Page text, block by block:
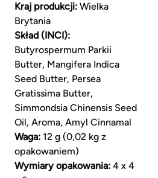
Kraj produkcji:Wielka
Brytania
Skład (INCI):
Butyrospermum Parkii
Butter, Mangifera Indica
Seed Butter, Persea
Gratissima Butter,
Simmondsia Chinensis Seed
Oil, Aroma, Amyl Cinnamal
Waga:12 g (0,02 kg z
opakowaniem)
Wymiary opakowania:4 x 4